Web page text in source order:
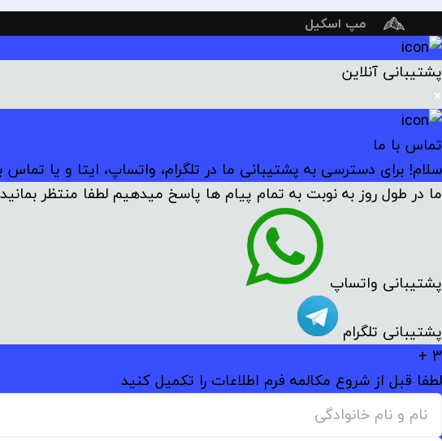
مپ اسکیل
پشتیبانی آنلاین
×
تماس با ما
سلام! برای دسترسی به پشتیبانی ما در تلگرام، واتساپ، ایتا و یا
ما در طول روز به نوبت به تمام پیام ها پاسخ میدهیم لطفا منتظر
پشتیبانی واتساپ
پشتیبانی تلگرام
3 +
لطفا قبل از شروع مکالمه فرم اطلاعات را تکمیل کنید